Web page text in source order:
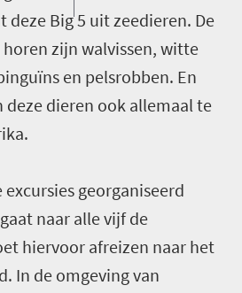
deze Big 5 uit zeedieren. De
zijn walvissen, witte
en pelsrobben. En
deze dieren ook allemaal te
georganiseerd
naar alle vijf de
hiervoor afreizen naar het
In de omgeving van